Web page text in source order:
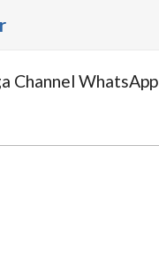
Channel WhatsApp